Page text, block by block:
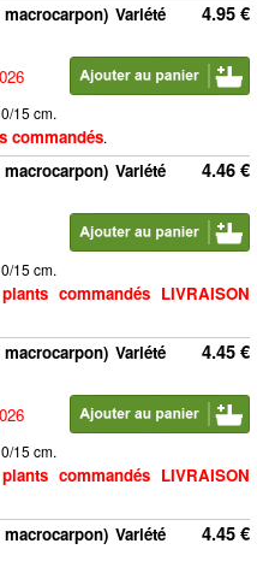
4.95 €
Variété
15 cm.
commandés.
4.46 €
Variété
15 cm.
commandés LIVRAISON
4.45 €
Variété
15 cm.
commandés LIVRAISON
4.45 €
Variété